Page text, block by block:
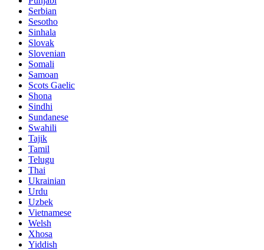
Serbian
Sesotho
Sinhala
Slovak
Slovenian
Somali
Samoan
Scots Gaelic
Shona
Sindhi
Sundanese
Swahili
Tajik
Tamil
Telugu
Thai
Ukrainian
Urdu
Uzbek
Vietnamese
Welsh
Xhosa
Yiddish